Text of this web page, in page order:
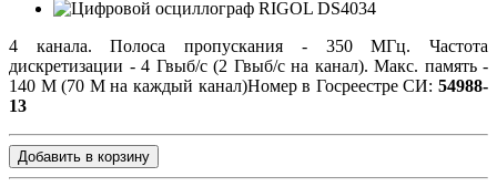
4 канала. Полоса пропускания - 350 МГц. Частота
дискретизации - 4 Гвыб/с (2 Гвыб/с на канал). Макс. память -
140 М (70 М на каждый канал)Номер в Госреестре СИ:54988-
13
Добавить в корзину